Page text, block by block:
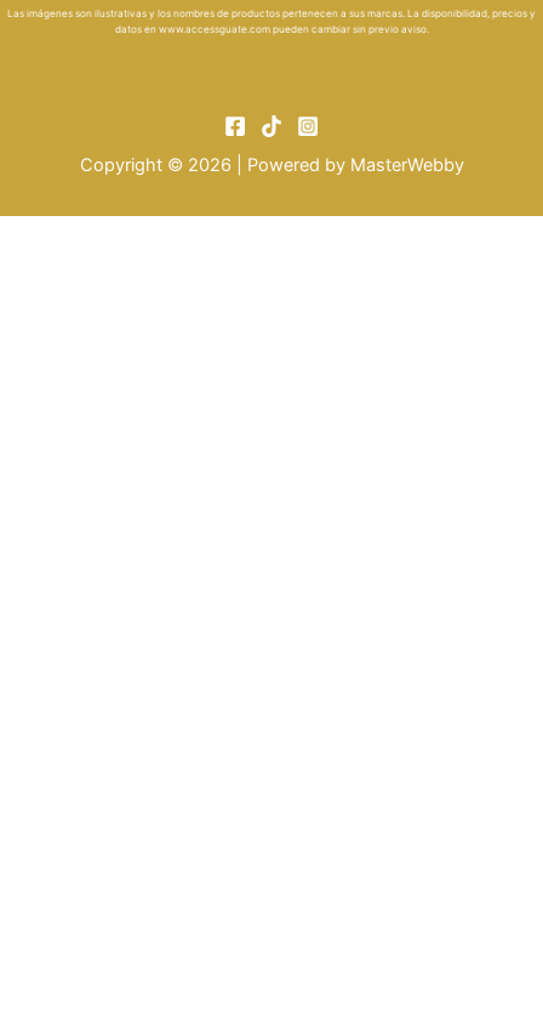
Las imágenes son ilustrativas y los nombres de productos pertenecen a sus marcas. La disponibilidad, precios y
datos en www.accessguate.compueden cambiar sin previo aviso.
Copyright © 2026 | Powered by MasterWebby